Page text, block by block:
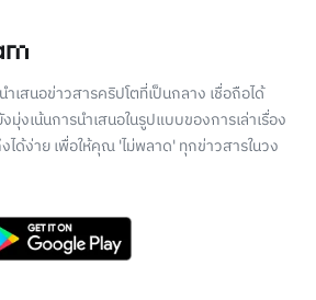
เสนอข่าวสารคริปโตที่เป็นกลาง เชื่อถือได้
มุ่งเน้นการนำเสนอในรูปแบบของการเล่าเรื่อง
ได้ง่าย เพื่อให้คุณ 'ไม่พลาด' ทุกข่าวสารในวง